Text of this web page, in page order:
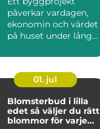
påverkar vardagen,
ekonomin och värdet
på huset under lång
v...
01. jul
Blomsterbud i lilla
edet så väljer du rätt
blommor för varje